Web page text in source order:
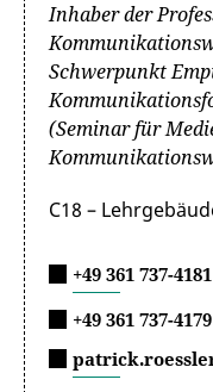
Inhaber der
Schwerpunkt
(Seminar für
C18 –
+49 361 737-4181
+49 361 737-4179